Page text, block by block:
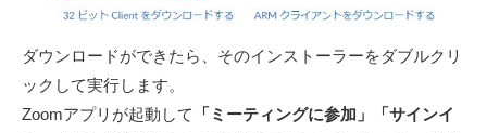
ダウンロードができたら、そのインストーラーをダブルクリ
ックして実行します。
Zoomアプリが起動して
「ミーティングに参加」「サインイ